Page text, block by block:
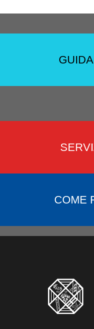
COME